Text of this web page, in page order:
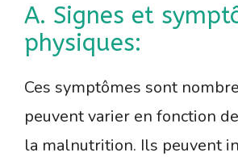
A. Signes et
physiques:
Ces symptômes sont
peuvent varier en fonction
la malnutrition. Ils peuvent